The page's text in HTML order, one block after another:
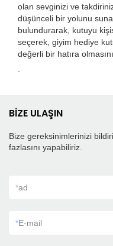
olan sevginizi ve
düşünceli bir yolunu
bulundurarak, kutuyu
seçerek, giyim hediye
değerli bir hatıra
BİZE ULAŞIN
Bize gereksinimlerinizi
fazlasını yapabiliriz.
*ad
*E-mail